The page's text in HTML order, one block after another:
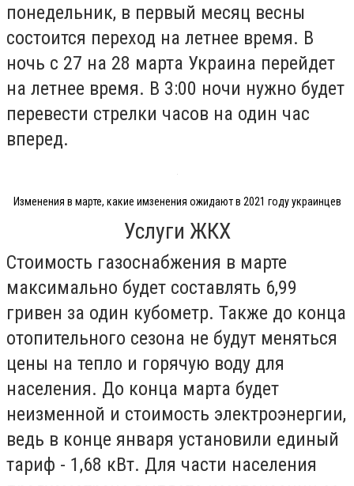
понедельник, в первый месяц весны
состоится переход на летнее время. В
ночь с 27 на 28 марта Украина перейдет
на летнее время. В 3:00 ночи нужно будет
перевести стрелки часов на один час
вперед.
Изменения в марте, какие имзенения ожидают в 2021 году украинцев
Услуги ЖКХ
Стоимость газоснабжения в марте
максимально будет составлять 6,99
гривен за один кубометр. Также до конца
отопительного сезона не будут меняться
цены на тепло и горячую воду для
населения. До конца марта будет
неизменной и стоимость электроэнергии,
ведь в конце января установили единый
тариф - 1,68 кВт. Для части населения